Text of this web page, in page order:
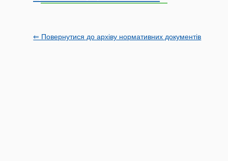
⇐ Повернутися до архіву нормативних документів